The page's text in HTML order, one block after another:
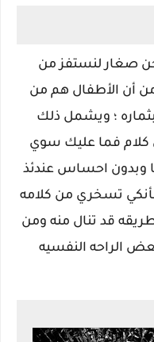
صغار لنستفز من
من أن الأطفال هم من
بثماره ؛ ويشمل ذلك
كلام فما عليك سوي
وبدون احساس عندئذ
تسخري من كلامه
قد تنال منه ومن
الراحه النفسيه